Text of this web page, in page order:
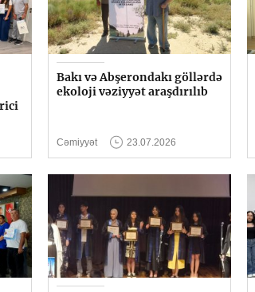
Bakı və Abşerondakı göllərdə
ekoloji vəziyyət araşdırılıb
Cəmiyyət 23.07.2026